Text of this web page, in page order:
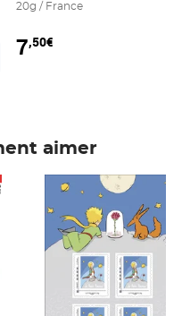
au panier
20g / France
7,50€
aimer
Prix 7,50€